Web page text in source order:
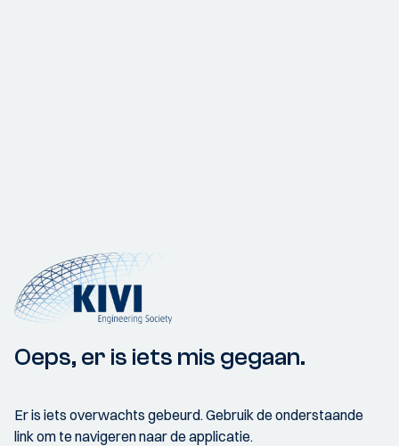
Oeps, er is iets mis gegaan.
Er is iets overwachts gebeurd. Gebruik de onderstaande
link om te navigeren naar de applicatie.